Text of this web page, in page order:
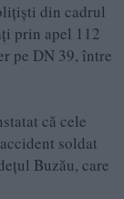
din cadrul
prin apel 112
pe DN 39, între
că cele
soldat
Buzău, care